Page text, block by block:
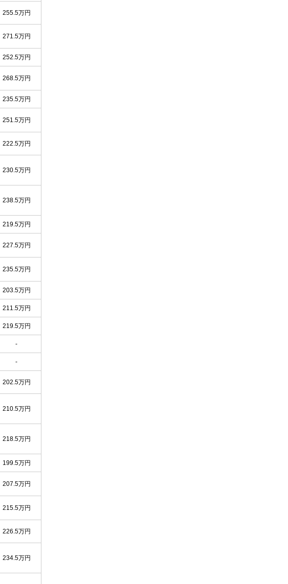
255.5万円
271.5万円
252.5万円
268.5万円
235.5万円
251.5万円
222.5万円
230.5万円
238.5万円
219.5万円
227.5万円
235.5万円
203.5万円
211.5万円
219.5万円
-
-
202.5万円
210.5万円
218.5万円
199.5万円
207.5万円
215.5万円
226.5万円
234.5万円